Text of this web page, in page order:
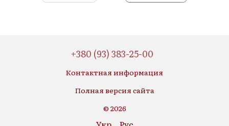
+380 (93) 383-25-00
Контактная информация
Полная версия сайта
© 2026